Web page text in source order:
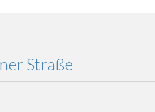
Straße